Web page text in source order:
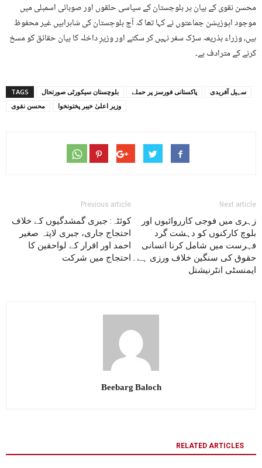
‏محسن نقوی کے بیان پر بلوچستان کے سیاسی حلقوں اور صوبائی اسمبلی میں
موجود اپوزیشن جماعتوں نے کہا تھا کہ آج بلوچستان کی شاہراہیں غیر محفوظ
ہیں، وزراء بذریعہ سڑک سفر نہیں کر سکتے اور وزیرِ داخلہ کا بیان حقائق کو مسخ
کرنے کے مترادف ہے۔
TAGS بلوچستان سیکورٹی صورتحال پاکستانی فورسز پر حملے
سہیل آفریدی
محسن نقوی
وزیر اعلیٰ خیبر پختونخوا
Previous article
کوئٹہ: جبری گمشدگیوں کے خلاف
احتجاج جاری، جبری لاپتہ صغیر
احمد اور اقرار کے لواحقین کا
احتجاج میں شرکت
Next article
زہری میں فوجی کارروائیوں اور
بلوچ کارکنوں کو دہشت گرد
فہرست میں شامل کرنا انسانی
حقوق کی سنگین خلاف ورزی ہے۔
ایمنسٹی انٹرنیشنل
Beebarg Baloch
RELATED ARTICLES